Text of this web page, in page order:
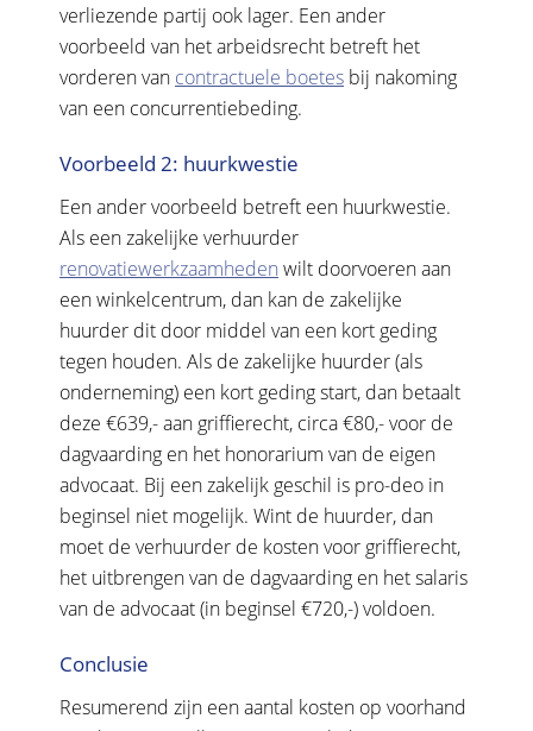
verliezende partij ook lager. Een ander
voorbeeld van het arbeidsrecht betreft het
vorderen van contractuele boetes bij nakoming
van een concurrentiebeding.
Voorbeeld 2: huurkwestie
Een ander voorbeeld betreft een huurkwestie.
Als een zakelijke verhuurder
renovatiewerkzaamheden wilt doorvoeren aan
een winkelcentrum, dan kan de zakelijke
huurder dit door middel van een kort geding
tegen houden. Als de zakelijke huurder (als
onderneming) een kort geding start, dan betaalt
deze €639,- aan griffierecht, circa €80,- voor de
dagvaarding en het honorarium van de eigen
advocaat. Bij een zakelijk geschil is pro-deo in
beginsel niet mogelijk. Wint de huurder, dan
moet de verhuurder de kosten voor griffierecht,
het uitbrengen van de dagvaarding en het salaris
van de advocaat (in beginsel €720,-) voldoen.
Conclusie
Resumerend zijn een aantal kosten op voorhand